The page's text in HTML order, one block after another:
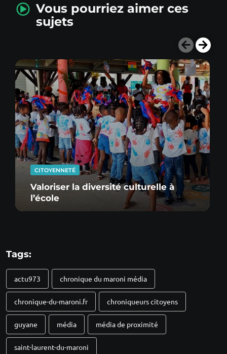
Vous pourriez aimer ces
sujets
CITOYENNETÉ
Valoriser la diversité culturelle à
l’école
Tags:
actu973 chronique du maroni média
chronique-du-maroni.fr chroniqueurs citoyens
guyane média média de proximité
saint-laurent-du-maroni